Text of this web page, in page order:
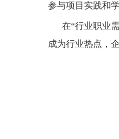
参与项目实践和
在“行业职业
成为行业热点，